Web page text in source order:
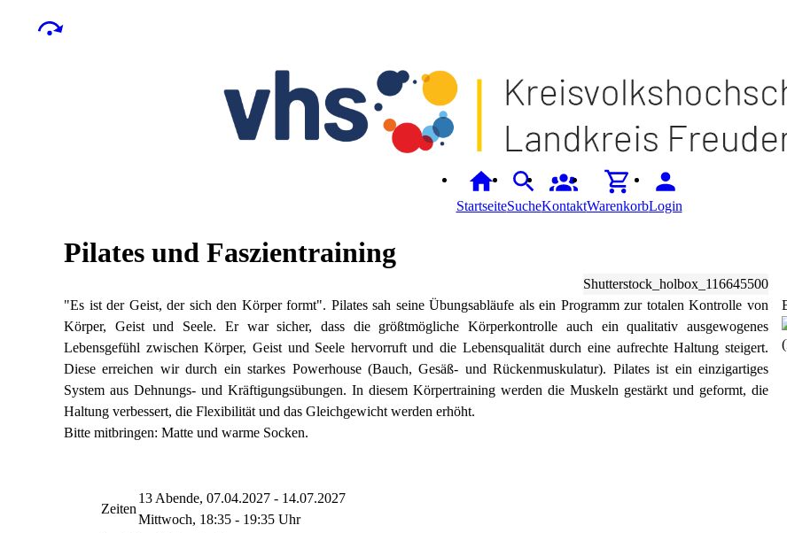
StartseiteSucheKontaktWarenkorbLogin
Pilates und Faszientraining
Shutterstock_holbox_116645500
"Es ist der Geist, der sich den Körper formt". Pilates sah seine Übungsabläufe als ein Programm zur totalen Kontrolle von
Körper, Geist und Seele. Er war sicher, dass die größtmögliche Körperkontrolle auch ein qualitativ ausgewogenes
Lebensgefühl zwischen Körper, Geist und Seele hervorruft und die Lebensqualität durch eine aufrechte Haltung steigert.
Diese erreichen wir durch ein starkes Powerhouse (Bauch, Gesäß- und Rückenmuskulatur). Pilates ist ein einzigartiges
System aus Dehnungs- und Kräftigungsübungen. In diesem Körpertraining werden die Muskeln gestärkt und geformt, die
Haltung verbessert, die Flexibilität und das Gleichgewicht werden erhöht.
Bitte mitbringen: Matte und warme Socken.
Zeiten
13 Abende, 07.04.2027 - 14.07.2027
Mittwoch, 18:35 - 19:35 Uhr